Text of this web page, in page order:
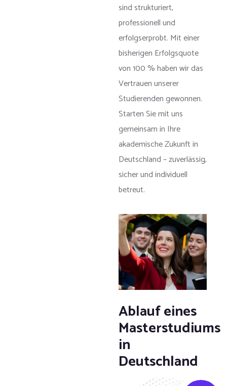
sind strukturiert,
professionell und
erfolgserprobt. Mit einer
bisherigen Erfolgsquote
von 100 % haben wir das
Vertrauen unserer
Studierenden gewonnen.
Starten Sie mit uns
gemeinsam in Ihre
akademische Zukunft in
Deutschland – zuverlässig,
sicher und individuell
betreut.
Ablauf eines
Masterstudiums
in
Deutschland